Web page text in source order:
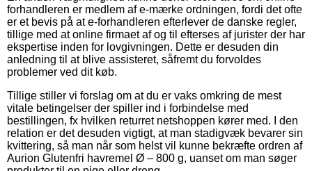
forhandleren er medlem af e-mærke ordningen, fordi det ofte
er et bevis på at e-forhandleren efterlever de danske regler,
tillige med at online firmaet af og til efterses af jurister der har
ekspertise inden for lovgivningen. Dette er desuden din
anledning til at blive assisteret, såfremt du forvoldes
problemer ved dit køb.
Tillige stiller vi forslag om at du er vaks omkring de mest
vitale betingelser der spiller ind i forbindelse med
bestillingen, fx hvilken returret netshoppen kører med. I den
relation er det desuden vigtigt, at man stadigvæk bevarer sin
kvittering, så man når som helst vil kunne bekræfte ordren af
Aurion Glutenfri havremel Ø – 800 g, uanset om man søger